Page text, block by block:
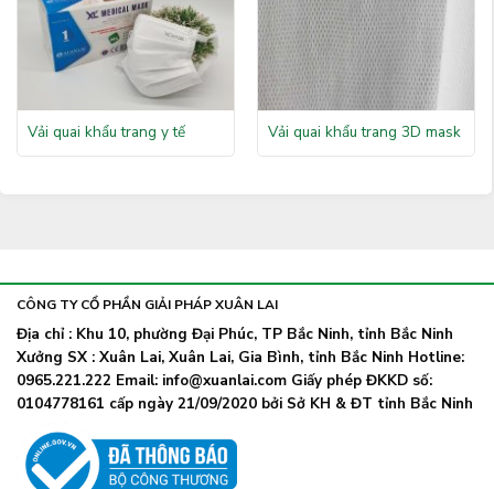
Vải quai khẩu trang y tế Vải quai khẩu trang 3D mask
CÔNG TY CỔ PHẦN GIẢI PHÁP XUÂN LAI
Địa chỉ : Khu 10, phường Đại Phúc, TP Bắc Ninh, tỉnh Bắc Ninh
Xưởng SX : Xuân Lai, Xuân Lai, Gia Bình, tỉnh Bắc Ninh Hotline:
0965.221.222 Email: info@xuanlai.com Giấy phép ĐKKD số:
0104778161 cấp ngày 21/09/2020 bởi Sở KH & ĐT tỉnh Bắc Ninh